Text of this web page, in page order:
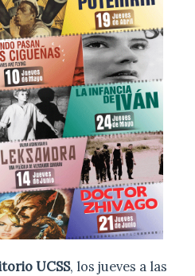
UCSS, los jueves a las